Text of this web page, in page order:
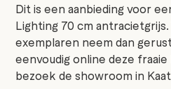
Dit is een aanbieding voor
Lighting 70 cm
exemplaren neem dan
eenvoudig online deze
bezoek de showroom in